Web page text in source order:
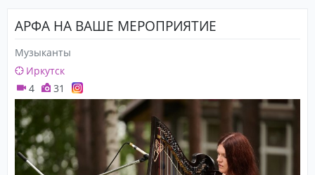
АРФА НА ВАШЕ МЕРОПРИЯТИЕ
Музыканты
Иркутск
4
31